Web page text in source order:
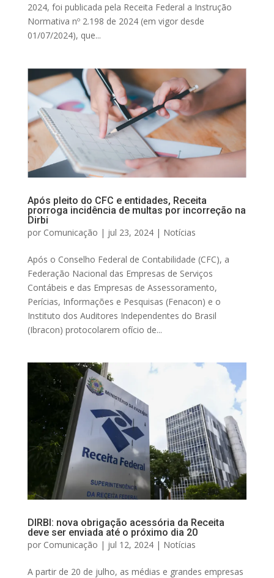
2024, foi publicada pela Receita Federal a Instrução
Normativa nº 2.198 de 2024 (em vigor desde
01/07/2024), que...
Após pleito do CFC e entidades, Receita
prorroga incidência de multas por incorreção na
Dirbi
por Comunicação | jul 23, 2024| Notícias
Após o Conselho Federal de Contabilidade (CFC), a
Federação Nacional das Empresas de Serviços
Contábeis e das Empresas de Assessoramento,
Perícias, Informações e Pesquisas (Fenacon) e o
Instituto dos Auditores Independentes do Brasil
(Ibracon) protocolarem ofício de...
DIRBI: nova obrigação acessória da Receita
deve ser enviada até o próximo dia 20
por Comunicação | jul 12, 2024| Notícias
A partir de 20 de julho, as médias e grandes empresas